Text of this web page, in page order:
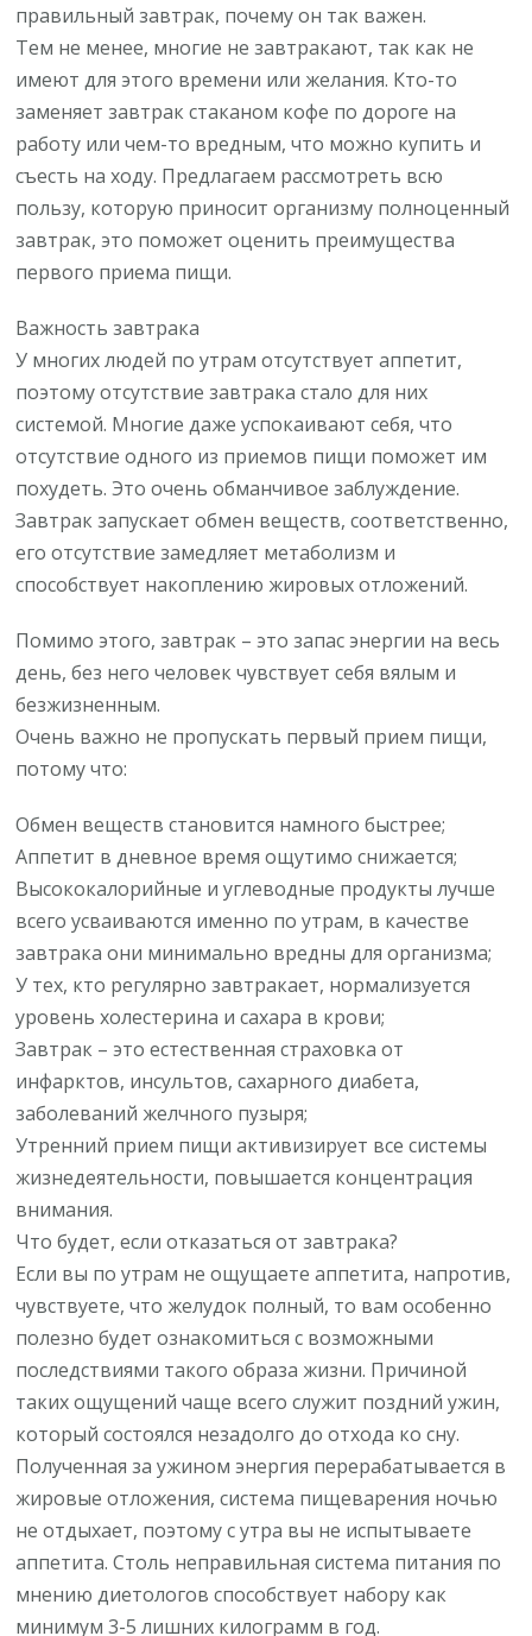
правильный завтрак, почему он так важен.
Тем не менее, многие не завтракают, так как не
имеют для этого времени или желания. Кто-то
заменяет завтрак стаканом кофе по дороге на
работу или чем-то вредным, что можно купить и
съесть на ходу. Предлагаем рассмотреть всю
пользу, которую приносит организму полноценный
завтрак, это поможет оценить преимущества
первого приема пищи.
Важность завтрака
У многих людей по утрам отсутствует аппетит,
поэтому отсутствие завтрака стало для них
системой. Многие даже успокаивают себя, что
отсутствие одного из приемов пищи поможет им
похудеть. Это очень обманчивое заблуждение.
Завтрак запускает обмен веществ, соответственно,
его отсутствие замедляет метаболизм и
способствует накоплению жировых отложений.
Помимо этого, завтрак – это запас энергии на весь
день, без него человек чувствует себя вялым и
безжизненным.
Очень важно не пропускать первый прием пищи,
потому что:
Обмен веществ становится намного быстрее;
Аппетит в дневное время ощутимо снижается;
Высококалорийные и углеводные продукты лучше
всего усваиваются именно по утрам, в качестве
завтрака они минимально вредны для организма;
У тех, кто регулярно завтракает, нормализуется
уровень холестерина и сахара в крови;
Завтрак – это естественная страховка от
инфарктов, инсультов, сахарного диабета,
заболеваний желчного пузыря;
Утренний прием пищи активизирует все системы
жизнедеятельности, повышается концентрация
внимания.
Что будет, если отказаться от завтрака?
Если вы по утрам не ощущаете аппетита, напротив,
чувствуете, что желудок полный, то вам особенно
полезно будет ознакомиться с возможными
последствиями такого образа жизни. Причиной
таких ощущений чаще всего служит поздний ужин,
который состоялся незадолго до отхода ко сну.
Полученная за ужином энергия перерабатывается в
жировые отложения, система пищеварения ночью
не отдыхает, поэтому с утра вы не испытываете
аппетита. Столь неправильная система питания по
мнению диетологов способствует набору как
минимум 3-5 лишних килограмм в год.